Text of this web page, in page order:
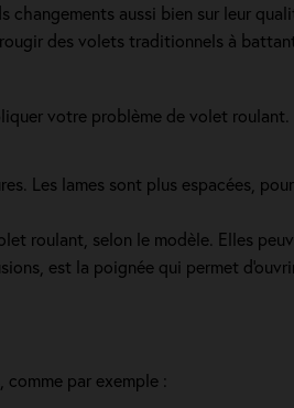
aussi bien sur leur
des volets traditionnels à
votre problème de volet roulant.
Les lames sont plus espacées,
roulant, selon le modèle. Elles
est la poignée qui permet
par exemple :